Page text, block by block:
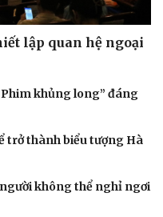
lập quan hệ ngoại
Phim khủng long” đáng
trở thành biểu tượng Hà
không thể nghỉ ngơi